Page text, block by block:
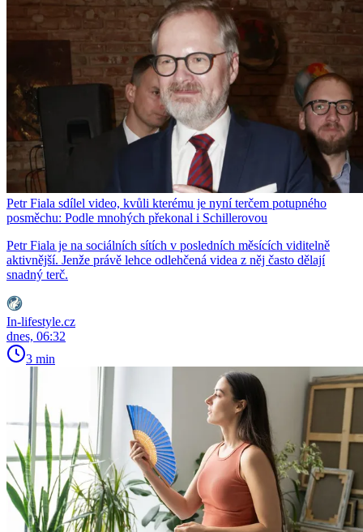
Petr Fiala sdílel video, kvůli kterému je nyní terčem potupného
posměchu: Podle mnohých překonal i Schillerovou
Petr Fiala je na sociálních sítích v posledních měsících viditelně
aktivnější. Jenže právě lehce odlehčená videa z něj často dělají
snadný terč.
In-lifestyle.cz
dnes, 06:32
3 min